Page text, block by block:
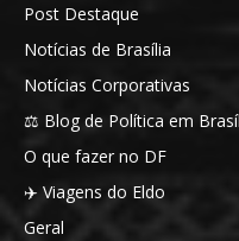
Post Destaque
Notícias de Brasília
Notícias Corporativas
⚖️ Blog de Política em
O que fazer no DF
✈️ Viagens do Eldo
Geral